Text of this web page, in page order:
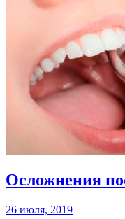
Осложнения
26 июля, 2019